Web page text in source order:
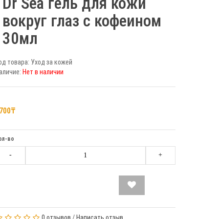
вокруг глаз с кофеином
30мл
товара: Уход за кожей
Нет в наличии
во
- +
0 отзывов /Написать отзыв